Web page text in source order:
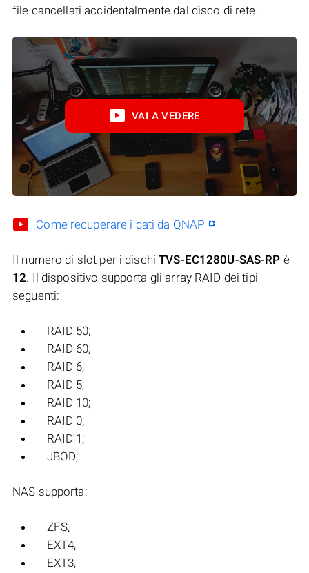
file cancellati accidentalmente dal disco di rete.
VAI A VEDERE
Come recuperare i dati da QNAP
Il numero di slot per i dischiTVS-EC1280U-SAS-RP è
12. Il dispositivo supporta gli array RAID dei tipi
seguenti:
RAID 50;
RAID 60;
RAID 6;
RAID 5;
RAID 10;
RAID 0;
RAID 1;
JBOD;
NAS supporta:
ZFS;
EXT4;
EXT3;